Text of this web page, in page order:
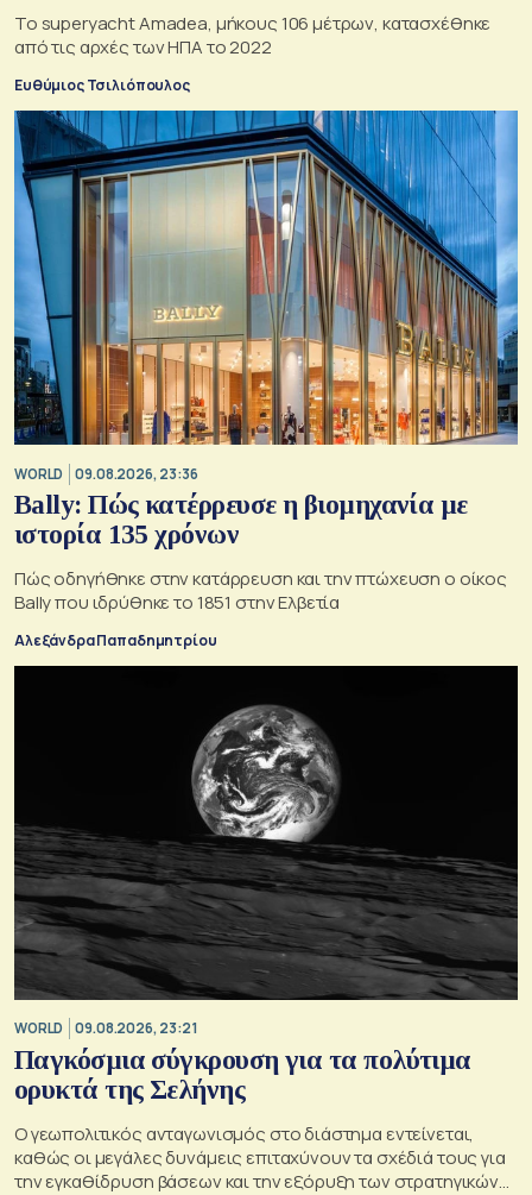
Το superyacht Amadea, μήκους 106 μέτρων, κατασχέθηκε
από τις αρχές των ΗΠΑ το 2022
Ευθύμιος Τσιλιόπουλος
WORLD 09.08.2026, 23:36
Bally: Πώς κατέρρευσε η βιομηχανία με
ιστορία 135 χρόνων
Πώς οδηγήθηκε στην κατάρρευση και την πτώχευση ο οίκος
Bally που ιδρύθηκε το 1851 στην Ελβετία
Αλεξάνδρα Παπαδημητρίου
WORLD 09.08.2026, 23:21
Παγκόσμια σύγκρουση για τα πολύτιμα
ορυκτά της Σελήνης
Ο γεωπολιτικός ανταγωνισμός στο διάστημα εντείνεται,
καθώς οι μεγάλες δυνάμεις επιταχύνουν τα σχέδιά τους για
την εγκαθίδρυση βάσεων και την εξόρυξη των στρατηγικών